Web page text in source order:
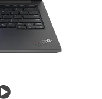
14, AMD)